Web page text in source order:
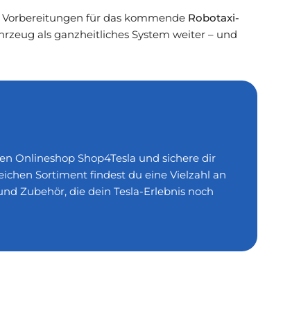
Vorbereitungen für das kommende Robotaxi-
als ganzheitliches System weiter – und
Onlineshop Shop4Tesla und sichere dir
Sortiment findest du eine Vielzahl an
Zubehör, die dein Tesla-Erlebnis noch